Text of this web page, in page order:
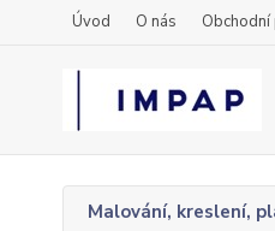
Úvod O nás
Malování, kreslení,